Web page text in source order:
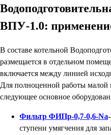
ВПУ-1.0:
В составе котельной
размещается в отдельном
включается между линией
Для полноценной работы малой
следующее основное
Фильтр ФИПр-0,7-0,6-Na
ступени умягчения для